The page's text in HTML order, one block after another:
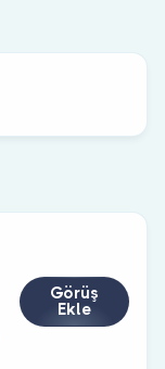
Görüş
Ekle